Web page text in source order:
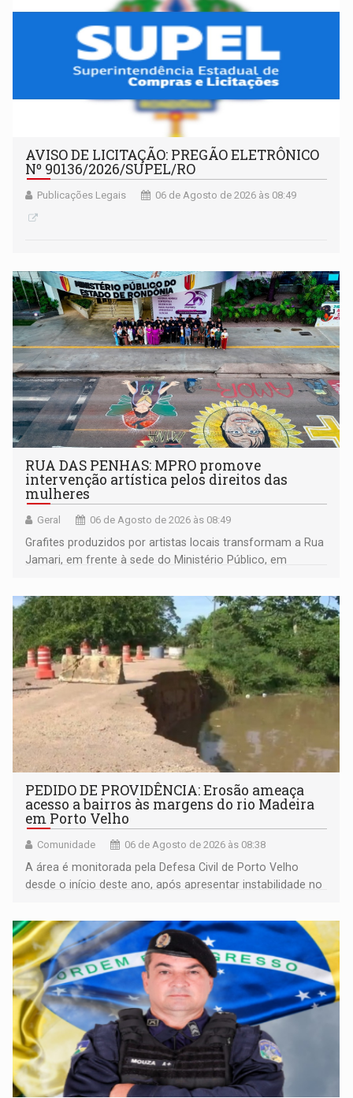
AVISO DE LICITAÇÃO: PREGÃO ELETRÔNICO
Nº 90136/2026/SUPEL/RO
Publicações Legais 06 de Agosto de 2026 às 08:49
RUA DAS PENHAS: MPRO promove
intervenção artística pelos direitos das
mulheres
Geral 06 de Agosto de 2026 às 08:49
Grafites produzidos por artistas locais transformam a Rua
Jamari, em frente à sede do Ministério Público, em
da Penha e o enfrentamento à violência
PEDIDO DE PROVIDÊNCIA: Erosão ameaça
acesso a bairros às margens do rio Madeira
em Porto Velho
Comunidade 06 de Agosto de 2026 às 08:38
A área é monitorada pela Defesa Civil de Porto Velho
desde o início deste ano, após apresentar instabilidade no